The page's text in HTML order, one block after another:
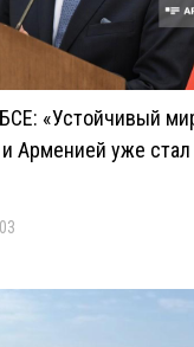
«Устойчивый
Арменией уже